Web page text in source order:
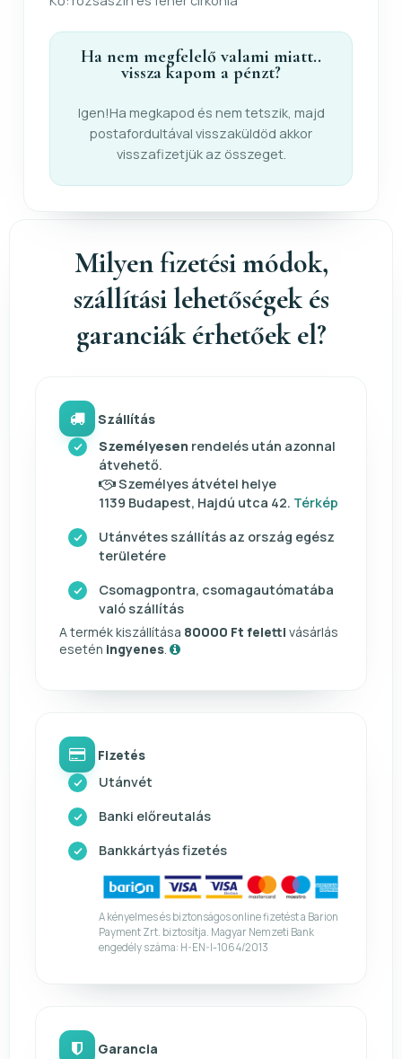
Ha nem megfelelő valami miatt..
vissza kapom a pénzt?
Igen!Ha megkapod és nem tetszik, majd
postafordultával visszaküldöd akkor
visszafizetjük az összeget.
Milyen fizetési módok,
szállítási lehetőségek és
garanciák érhetőek el?
Szállítás
Személyesen rendelés után azonnal
átvehető.
Személyes átvétel helye
1139 Budapest, Hajdú utca 42. Térkép
Utánvétes szállítás az ország egész
területére
Csomagpontra, csomagautómatába
való szállítás
A termék kiszállítása 80000 Ft feletti vásárlás
esetén ingyenes
Fizetés
Utánvét
Banki előreutalás
Bankkártyás fizetés
A kényelmes és biztonságos online fizetést a Barion
Payment Zrt. biztosítja. Magyar Nemzeti Bank
engedély száma: H-EN-I-1064/2013
Garancia